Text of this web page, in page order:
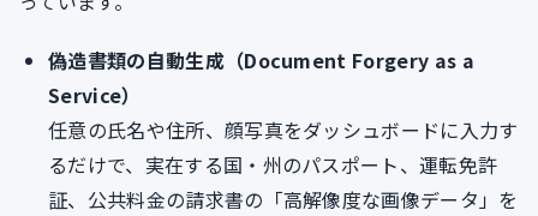
偽造書類の自動生成（Document Forgery as a
Service）
任意の氏名や住所、顔写真をダッシュボードに入力す
るだけで、実在する国・州のパスポート、運転免許
証、公共料金の請求書の「高解像度な画像データ」を